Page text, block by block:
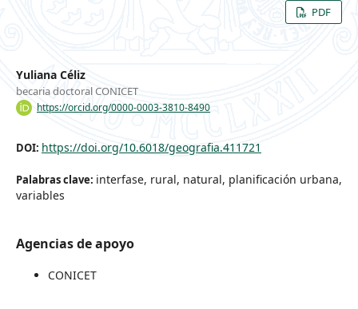
PDF
Yuliana Céliz
becaria doctoral CONICET
https://orcid.org/0000-0003-3810-8490
DOI: https://doi.org/10.6018/geografia.411721
Palabras clave: interfase, rural, natural, planificación urbana,
variables
Agencias de apoyo
CONICET